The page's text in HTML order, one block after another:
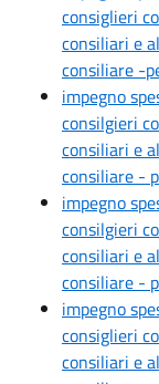
consiglieri
consiliari e
consiliare -
impegno
consilgieri
consiliari e
consiliare -
impegno
consilgieri
consiliari e
consiliare -
impegno
consiglieri
consiliari e